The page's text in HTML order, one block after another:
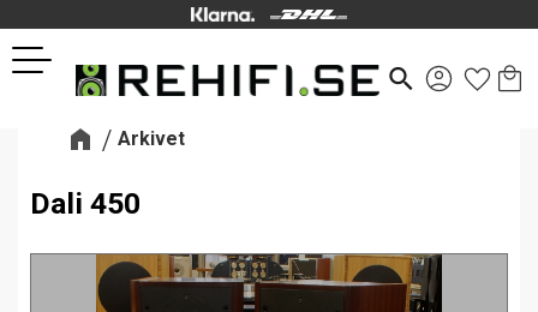
Meny
search
Arkivet
Dali 450